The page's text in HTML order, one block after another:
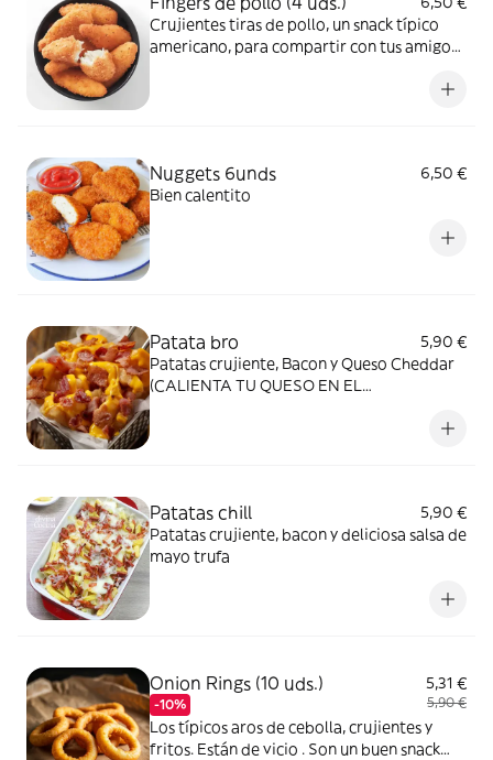
Crujientes tiras de pollo, un snack típico
americano, para compartir con tus amigos
Nuggets 6unds
6,50 €
Bien calentito
Patata bro
5,90 €
Patatas crujiente, Bacon y Queso Cheddar
(CALIENTA TU QUESO EN EL
Patatas chill
5,90 €
Patatas crujiente, bacon y deliciosa salsa de
mayo trufa
Onion Rings (10 uds.)
-10%
5,31 €
5,90 €
Los típicos aros de cebolla, crujientes y
fritos. Están de vicio . Son un buen snack